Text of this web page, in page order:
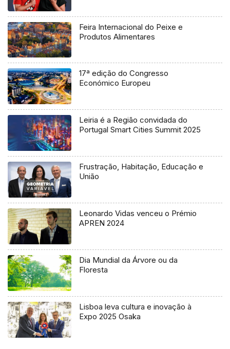
Feira Internacional do Peixe e
Produtos Alimentares
17ª edição do Congresso
Económico Europeu
Leiria é a Região convidada do
Portugal Smart Cities Summit 2025
Frustração, Habitação, Educação e
União
Leonardo Vidas venceu o Prémio
APREN 2024
Dia Mundial da Árvore ou da
Floresta
Lisboa leva cultura e inovação à
Expo 2025 Osaka